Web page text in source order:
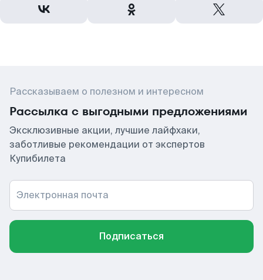
Рассказываем о полезном и интересном
Рассылка с выгодными предложениями
Эксклюзивные акции, лучшие лайфхаки,
заботливые рекомендации от экспертов
Купибилета
Электронная почта
Подписаться